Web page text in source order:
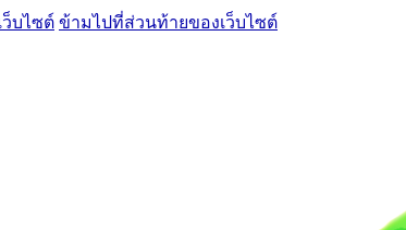
บไซต์ ข้ามไปที่ส่วนท้ายของเว็บไซต์